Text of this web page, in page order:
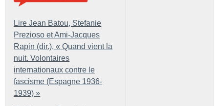
Lire Jean Batou, Stefanie
Prezioso et Ami-Jacques
Rapin (dir.), « Quand vient la
nuit. Volontaires
internationaux contre le
fascisme (Espagne 1936-
1939) »